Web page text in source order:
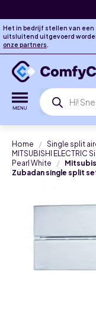
Het in bedrijf stellen van een
uitsluitend uitgevoerd
onze partners.
Producten
zoeken
Home
Single split
MITSUBISHI ELECTRIC
Pearl White
Zubadan single split